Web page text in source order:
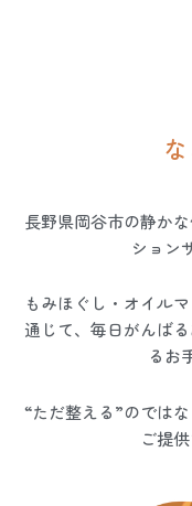
長野県岡谷市の静か
ション
もみほぐし・オイル
通じて、毎日がんば
るお
“ただ整える”のでは
ご提